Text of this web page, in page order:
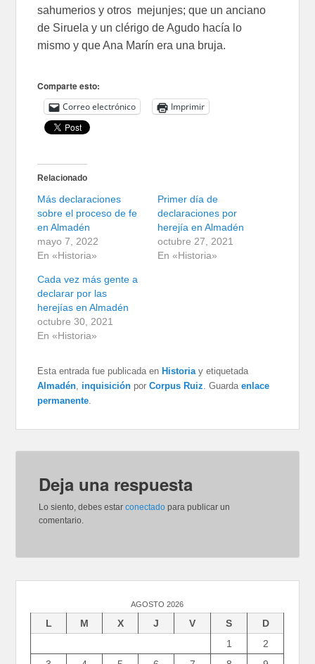
sahumerios y otros mejunjes; que un anciano
de Siruela y un clérigo de Agudo hacía lo
mismo y que Ana Marín era una bruja.
Comparte esto:
Correo electrónico Imprimir
Relacionado
Más declaraciones
sobre el proceso de fe
en Almadén
mayo 7, 2022
En «Historia»
Primer día de
declaraciones por
herejía en Almadén
octubre 27, 2021
En «Historia»
Cada vez más gente a
declarar por las
herejías en Almadén
octubre 30, 2021
En «Historia»
Esta entrada fue publicada en Historiay etiquetada
Almadén, inquisición porCorpus Ruiz. Guardaenlace
permanente.
Deja una respuesta
Lo siento, debes estarconectado para publicar un
comentario.
AGOSTO 2026
L M X J V S
D
1
2